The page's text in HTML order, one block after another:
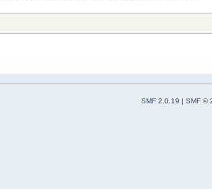
SMF 2.0.19 | SMF ©